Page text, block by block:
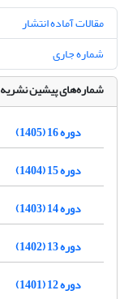
مقالات آماده انتشار
شماره جاری
شماره‌های پیشین نشریه
دوره 16 (1405)
دوره 15 (1404)
دوره 14 (1403)
دوره 13 (1402)
دوره 12 (1401)